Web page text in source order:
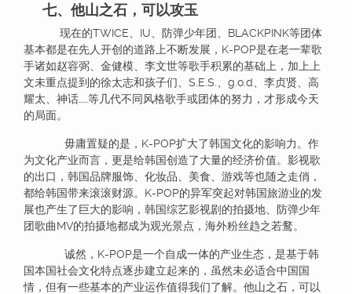
七、他山之石，可以攻玉
现在的TWICE、IU、防弹少年团、BLACKPINK等团体
基本都是在先人开创的道路上不断发展，K-POP是在老一辈歌
手诸如赵容弼、金健模、李文世等歌手积累的基础上，加上上
文未重点提到的徐太志和孩子们、S.E.S.、g.o.d、李贞贤、高
耀太、神话……等几代不同风格歌手或团体的努力，才形成今天
的局面。
毋庸置疑的是，K-POP扩大了韩国文化的影响力。作
为文化产业而言，更是给韩国创造了大量的经济价值。影视歌
的出口，韩国品牌服饰、化妆品、美食、游戏等也随之走俏，
都给韩国带来滚滚财源。K-POP的异军突起对韩国旅游业的发
展也产生了巨大的影响，韩国综艺影视剧的拍摄地、防弹少年
团歌曲MV的拍摄地都成为观光景点，海外粉丝趋之若鹜。
诚然，K-POP是一个自成一体的产业生态，是基于韩
国本国社会文化特点逐步建立起来的，虽然未必适合中国国
情，但有一些基本的产业运作值得我们了解。他山之石，可以